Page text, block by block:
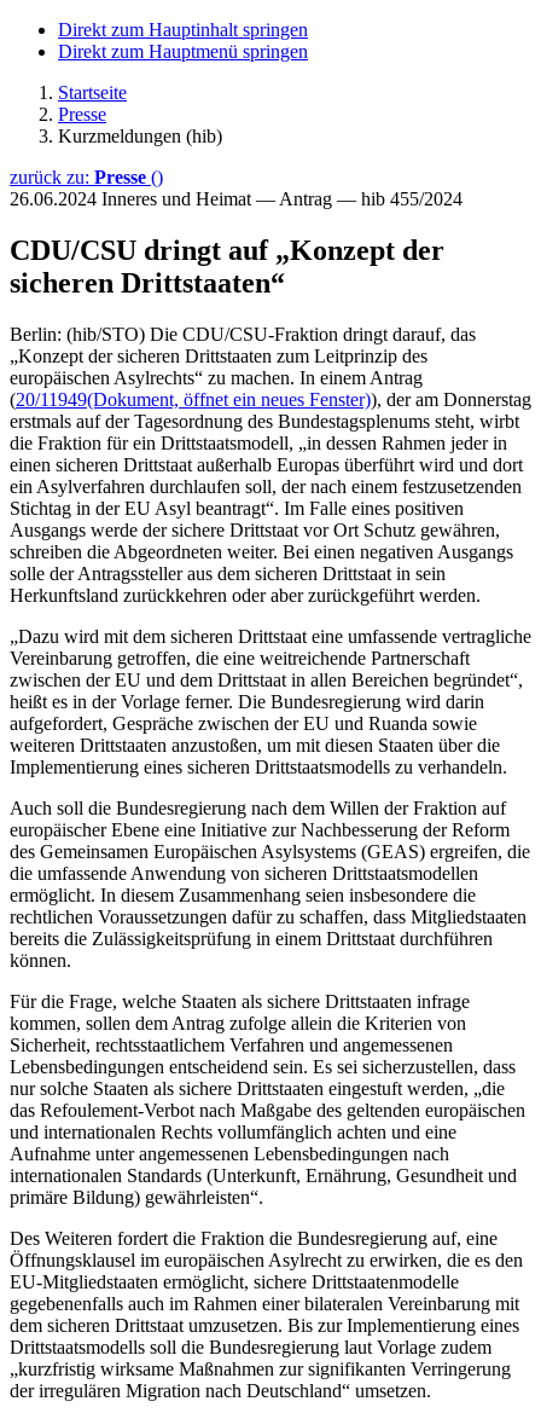
Direkt zum Hauptinhalt springen
Direkt zum Hauptmenü springen
Startseite
Presse
Kurzmeldungen (hib)
zurück zu: Presse ()
26.06.2024 Inneres und Heimat — Antrag — hib 455/2024
CDU/CSU dringt auf „Konzept der
sicheren Drittstaaten“
Berlin: (hib/STO) Die CDU/CSU-Fraktion dringt darauf, das
„Konzept der sicheren Drittstaaten zum Leitprinzip des
europäischen Asylrechts“ zu machen. In einem Antrag
(20/11949(Dokument, öffnet ein neues Fenster)), der am Donnerstag
erstmals auf der Tagesordnung des Bundestagsplenums steht, wirbt
die Fraktion für ein Drittstaatsmodell, „in dessen Rahmen jeder in
einen sicheren Drittstaat außerhalb Europas überführt wird und dort
ein Asylverfahren durchlaufen soll, der nach einem festzusetzenden
Stichtag in der EU Asyl beantragt“. Im Falle eines positiven
Ausgangs werde der sichere Drittstaat vor Ort Schutz gewähren,
schreiben die Abgeordneten weiter. Bei einen negativen Ausgangs
solle der Antragssteller aus dem sicheren Drittstaat in sein
Herkunftsland zurückkehren oder aber zurückgeführt werden.
„Dazu wird mit dem sicheren Drittstaat eine umfassende vertragliche
Vereinbarung getroffen, die eine weitreichende Partnerschaft
zwischen der EU und dem Drittstaat in allen Bereichen begründet“,
heißt es in der Vorlage ferner. Die Bundesregierung wird darin
aufgefordert, Gespräche zwischen der EU und Ruanda sowie
weiteren Drittstaaten anzustoßen, um mit diesen Staaten über die
Implementierung eines sicheren Drittstaatsmodells zu verhandeln.
Auch soll die Bundesregierung nach dem Willen der Fraktion auf
europäischer Ebene eine Initiative zur Nachbesserung der Reform
des Gemeinsamen Europäischen Asylsystems (GEAS) ergreifen, die
die umfassende Anwendung von sicheren Drittstaatsmodellen
ermöglicht. In diesem Zusammenhang seien insbesondere die
rechtlichen Voraussetzungen dafür zu schaffen, dass Mitgliedstaaten
bereits die Zulässigkeitsprüfung in einem Drittstaat durchführen
können.
Für die Frage, welche Staaten als sichere Drittstaaten infrage
kommen, sollen dem Antrag zufolge allein die Kriterien von
Sicherheit, rechtsstaatlichem Verfahren und angemessenen
Lebensbedingungen entscheidend sein. Es sei sicherzustellen, dass
nur solche Staaten als sichere Drittstaaten eingestuft werden, „die
das Refoulement-Verbot nach Maßgabe des geltenden europäischen
und internationalen Rechts vollumfänglich achten und eine
Aufnahme unter angemessenen Lebensbedingungen nach
internationalen Standards (Unterkunft, Ernährung, Gesundheit und
primäre Bildung) gewährleisten“.
Des Weiteren fordert die Fraktion die Bundesregierung auf, eine
Öffnungsklausel im europäischen Asylrecht zu erwirken, die es den
EU-Mitgliedstaaten ermöglicht, sichere Drittstaatenmodelle
gegebenenfalls auch im Rahmen einer bilateralen Vereinbarung mit
dem sicheren Drittstaat umzusetzen. Bis zur Implementierung eines
Drittstaatsmodells soll die Bundesregierung laut Vorlage zudem
„kurzfristig wirksame Maßnahmen zur signifikanten Verringerung
der irregulären Migration nach Deutschland“ umsetzen.